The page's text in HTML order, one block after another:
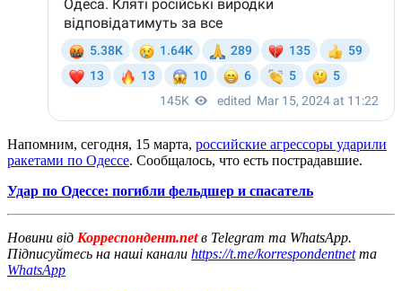
Напомним, сегодня, 15 марта, российские агрессоры ударили
ракетами по Одессе. Сообщалось, что есть пострадавшие.
Удар по Одессе: погибли фельдшер и спасатель
Новини від Корреспондент.netв Telegram та WhatsApp.
Підписуйтесь на наші канали https://t.me/korrespondentnetта
WhatsApp